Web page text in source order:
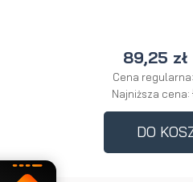
89,25 zł
Cena regularna:
Najniższa cena:
DO